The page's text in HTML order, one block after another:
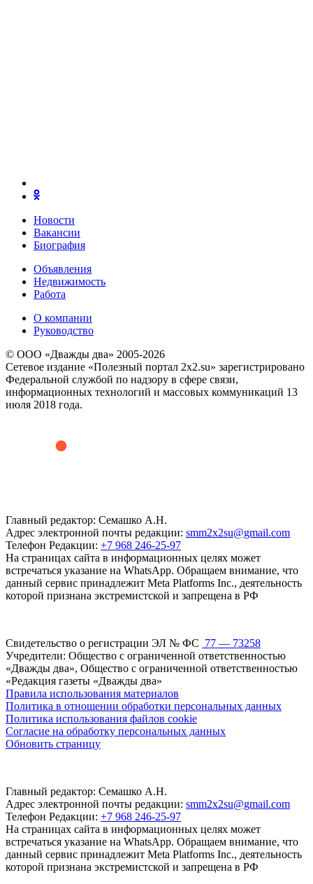
Новости
Вакансии
Биография
Объявления
Недвижимость
Работа
О компании
Руководство
© ООО «Дважды два» 2005-2026
Сетевое издание «Полезный портал 2x2.su» зарегистрировано
Федеральной службой по надзору в сфере связи,
информационных технологий и массовых коммуникаций 13
июля 2018 года.
Главный редактор: Семашко А.Н.
Адрес электронной почты редакции: smm2x2su@gmail.com
Телефон Редакции: +7 968 246-25-97
На страницах сайта в информационных целях может
встречаться указание на WhatsApp. Обращаем внимание, что
данный сервис принадлежит Meta Platforms Inc., деятельность
которой признана экстремистской и запрещена в РФ
Свидетельство о регистрации ЭЛ № ФС 77 — 73258
Учредители: Общество с ограниченной ответственностью
«Дважды два», Общество с ограниченной ответственностью
«Редакция газеты «Дважды два»
Правила использования материалов
Политика в отношении обработки персональных данных
Политика использования файлов cookie
Согласие на обработку персональных данных
Обновить страницу
Главный редактор: Семашко А.Н.
Адрес электронной почты редакции: smm2x2su@gmail.com
Телефон Редакции: +7 968 246-25-97
На страницах сайта в информационных целях может
встречаться указание на WhatsApp. Обращаем внимание, что
данный сервис принадлежит Meta Platforms Inc., деятельность
которой признана экстремистской и запрещена в РФ